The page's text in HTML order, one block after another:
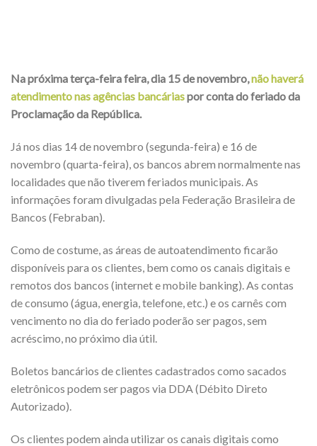
Na próxima terça-feira feira, dia 15 de novembro,não haverá
atendimento nas agências bancáriaspor conta do feriado da
Proclamação da República.
Já nos dias 14 de novembro (segunda-feira) e 16 de
novembro (quarta-feira), os bancos abrem normalmente nas
localidades que não tiverem feriados municipais. As
informações foram divulgadas pela Federação Brasileira de
Bancos (Febraban).
Como de costume, as áreas de autoatendimento ficarão
disponíveis para os clientes, bem como os canais digitais e
remotos dos bancos (internet e mobile banking). As contas
de consumo (água, energia, telefone, etc.) e os carnês com
vencimento no dia do feriado poderão ser pagos, sem
acréscimo, no próximo dia útil.
Boletos bancários de clientes cadastrados como sacados
eletrônicos podem ser pagos via DDA (Débito Direto
Autorizado).
Os clientes podem ainda utilizar os canais digitais como